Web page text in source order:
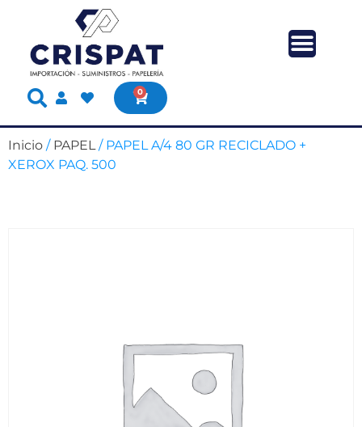
0
Inicio / PAPEL/ PAPEL A/4 80 GR RECICLADO +
XEROX PAQ. 500